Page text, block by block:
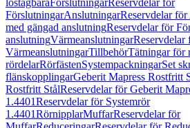
löstagbaraFörslutningarReservdelar för
FörslutningarAnslutningarReservdelar
med gängad anslutningReservdelar för
anslutningVärmeanslutningarReservdelar
VärmeanslutningarTillbehörTätningar för
rördelarRörfästenSystempackningarSet
flänskopplingarGeberit Mapress Rostfritt
Rostfritt StålReservdelar för Geberit
1.4401Reservdelar för Systemrör
1.4401RörnipplarMuffarReservdelar för